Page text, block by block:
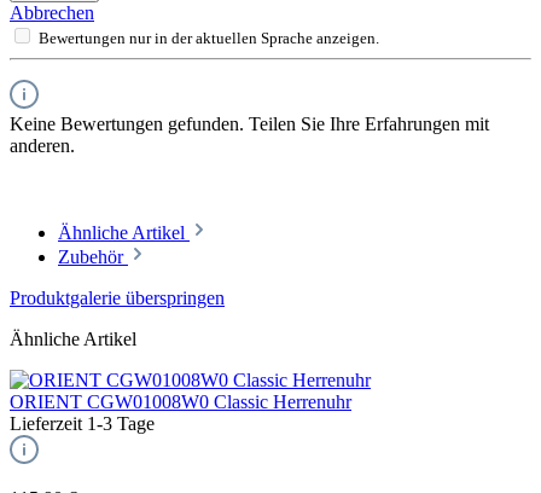
Abbrechen
Bewertungen nur in der aktuellen Sprache anzeigen.
Keine Bewertungen gefunden. Teilen Sie Ihre Erfahrungen mit
anderen.
Ähnliche Artikel
Zubehör
Produktgalerie überspringen
Ähnliche Artikel
ORIENT CGW01008W0 Classic Herrenuhr
Lieferzeit 1-3 Tage